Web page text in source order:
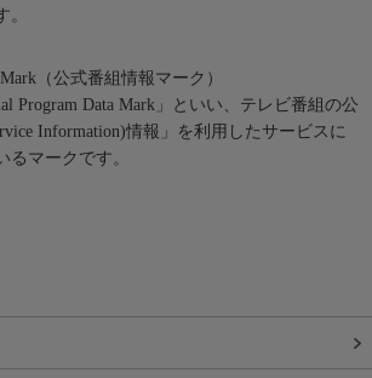
（公式番組情報マーク）
Program Data Mark」といい、テレビ番組の公
Information)情報」を利用したサービスに
るマークです。